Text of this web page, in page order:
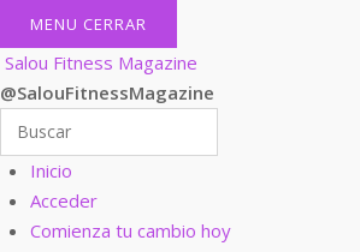
MENU CERRAR
Salou Fitness Magazine
@SalouFitnessMagazine
Inicio
Acceder
Comienza tu cambio hoy